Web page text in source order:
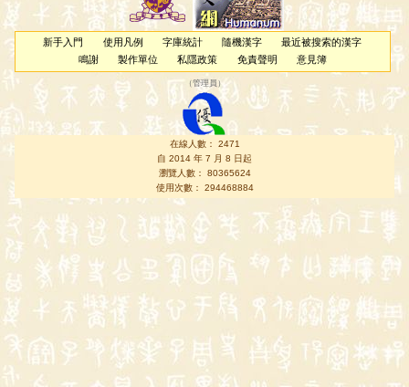
新手入門 使用凡例 字庫統計 隨機漢字
最近被搜索的漢字
鳴謝
製作單位 私隱政策 免責聲明 意見簿
（管理員 ）
在線人數： 2471
自 2014 年 7 月 8 日起
瀏覽人數： 80365624
使用次數： 294468884